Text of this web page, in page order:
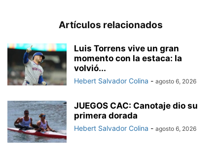
Artículos relacionados
Luis Torrens vive un gran
momento con la estaca: la
volvió...
Hebert Salvador Colina - agosto 6, 2026
JUEGOS CAC: Canotaje dio su
primera dorada
Hebert Salvador Colina - agosto 6, 2026